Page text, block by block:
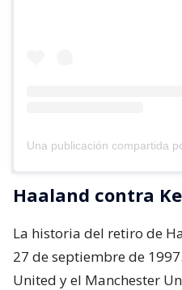
Haaland contra
La historia del retiro de
27 de septiembre de
United y el Manchester